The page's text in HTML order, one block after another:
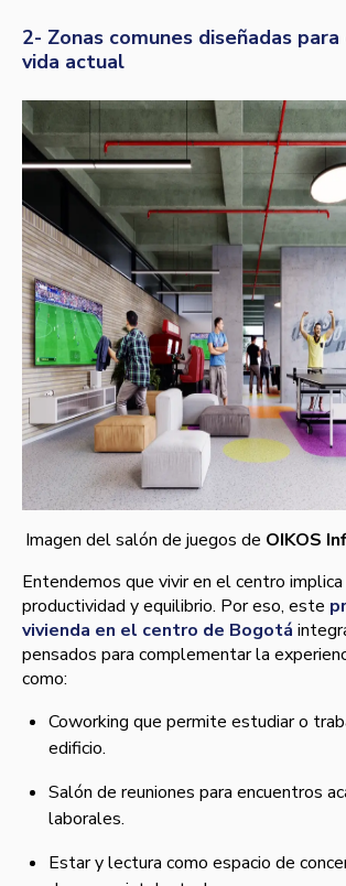
2- Zonas comunes diseñadas
vida actual
Imagen del salón de juegos de OIKOS
Entendemos que vivir en el centro
productividad y equilibrio. Por eso, este
vivienda en el centro de Bogotá
pensados para complementar la
como:
Coworking que permite estudiar o
edificio.
Salón de reuniones para encuentros
laborales.
Estar y lectura como espacio de